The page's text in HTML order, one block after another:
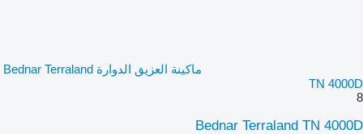
ماكينة العزيق الدوارة Bednar Terraland
TN 4000D
8
Bednar Terraland TN 4000D